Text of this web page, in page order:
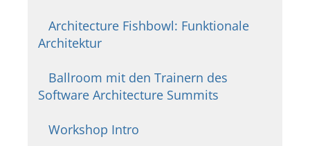
Architecture Fishbowl: Funktionale
Architektur
Ballroom mit den Trainern des
Software Architecture Summits
Workshop Intro